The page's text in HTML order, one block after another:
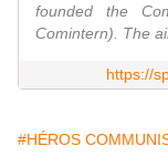
founded the
Comintern). The
https://
#HÉROS